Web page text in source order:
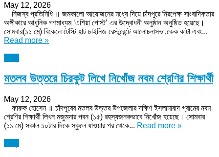
May 12, 2026
নিজস্ব প্রতিনিধি ॥ জমকালো আয়োজনের মধ্যে দিয়ে চাঁদপুরে নিরপেক্ষ সাংবাদিকতার
অঙ্গীকারে আধুনিক গণমাধ্যম ‘এশিয়া পোস্ট’ এর উদ্বোধনী অনুষ্ঠান অনুষ্ঠিত হয়েছে।
সোমবার(১১ মে) বিকেলে টেস্টি হাট চাইনিজ রেস্টুরেন্টে আলোচনাসভা,কেক কাটা এবং...
Read more »
মতলব উত্তরে চিরকুট লিখে নিখোঁজ নবম শ্রেণির শিক্ষার্থী
May 12, 2026
ফারুক হোসেন ॥ চাঁদপুরের মতলব উত্তর উপজেলার দক্ষিণ ইসলামাবাদ গ্রামের নবম
শ্রেণির শিক্ষার্থী লিখন মজুমদার পবন (১৫) রহস্যজনকভাবে নিখোঁজ হয়েছে। সোমবার
(১১ মে) সকাল ১০টার দিকে স্কুলে যাওয়ার পর থেকে... Read more »